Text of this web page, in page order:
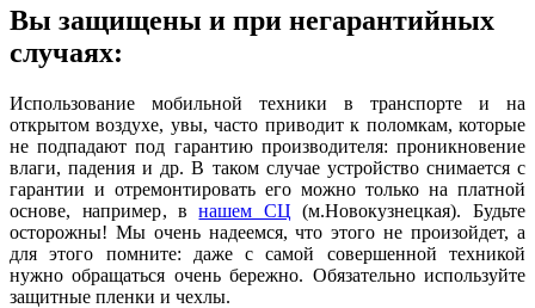
Вы защищены и при негарантийных
случаях:
Использование мобильной техники в транспорте и на
открытом воздухе, увы, часто приводит к поломкам, которые
не подпадают под гарантию производителя: проникновение
влаги, падения и др. В таком случае устройство снимается с
гарантии и отремонтировать его можно только на платной
основе, например, внашем СЦ (м.Новокузнецкая). Будьте
осторожны! Мы очень надеемся, что этого не произойдет, а
для этого помните: даже с самой совершенной техникой
нужно обращаться очень бережно. Обязательно используйте
защитные пленки и чехлы.